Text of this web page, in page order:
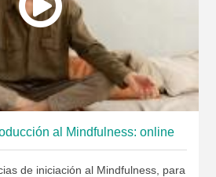
al Mindfulness: online
de iniciación al Mindfulness, para